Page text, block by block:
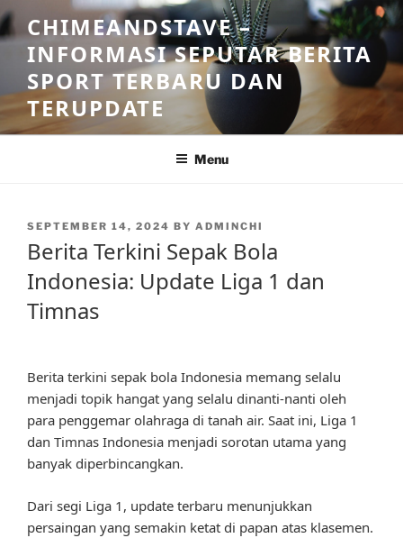
Skip
to
content
CHIMEANDSTAVE –
INFORMASI SEPUTAR BERITA
SPORT TERBARU DAN
TERUPDATE
Menu
POSTED
SEPTEMBER 14, 2024 BY ADMINCHI
Berita Terkini Sepak Bola
Indonesia: Update Liga 1 dan
Timnas
Berita terkini sepak bola Indonesia memang selalu
menjadi topik hangat yang selalu dinanti-nanti oleh
para penggemar olahraga di tanah air. Saat ini, Liga 1
dan Timnas Indonesia menjadi sorotan utama yang
banyak diperbincangkan.
Dari segi Liga 1, update terbaru menunjukkan
persaingan yang semakin ketat di papan atas klasemen.